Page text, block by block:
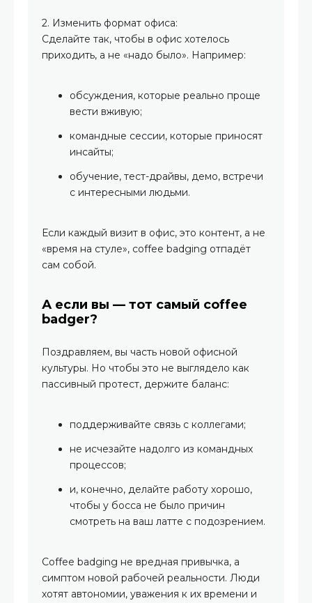
2. Изменить формат офиса:
Сделайте так, чтобы в офис хотелось
приходить, а не «надо было». Например:
обсуждения, которые реально проще
вести вживую;
командные сессии, которые приносят
инсайты;
обучение, тест-драйвы, демо, встречи
с интересными людьми.
Если каждый визит в офис, это контент, а не
«время на стуле», coffee badging отпадёт
сам собой.
А если вы — тот самый coffee
badger?
Поздравляем, вы часть новой офисной
культуры. Но чтобы это не выглядело как
пассивный протест, держите баланс:
поддерживайте связь с коллегами;
не исчезайте надолго из командных
процессов;
и, конечно, делайте работу хорошо,
чтобы у босса не было причин
смотреть на ваш латте с подозрением.
Coffee badging не вредная привычка, а
симптом новой рабочей реальности. Люди
хотят автономии, уважения к их времени и